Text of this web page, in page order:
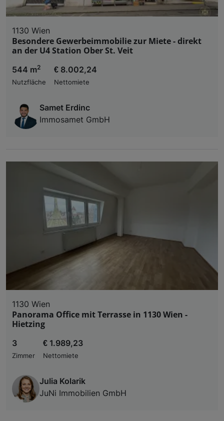
1130 Wien
Besondere Gewerbeimmobilie zur Miete - direkt
an der U4 Station Ober St. Veit
544 m2
Nutzfläche
€ 8.002,24
Nettomiete
Samet Erdinc
Immosamet GmbH
1130 Wien
Panorama Office mit Terrasse in 1130 Wien -
Hietzing
3
Zimmer
€ 1.989,23
Nettomiete
Julia Kolarik
JuNi Immobilien GmbH